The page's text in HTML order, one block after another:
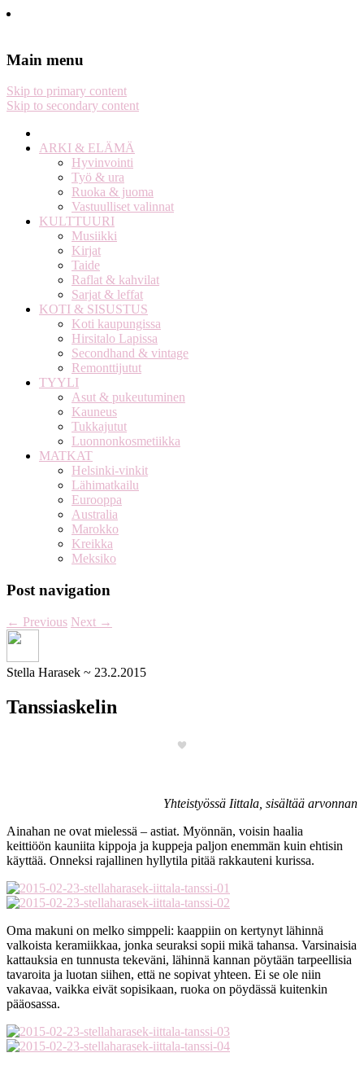
Notes on a life
Main menu
Skip to primary content
Skip to secondary content
ARKI & ELÄMÄ
Hyvinvointi
Työ & ura
Ruoka & juoma
Vastuulliset valinnat
KULTTUURI
Musiikki
Kirjat
Taide
Raflat & kahvilat
Sarjat & leffat
KOTI & SISUSTUS
Koti kaupungissa
Hirsitalo Lapissa
Secondhand & vintage
Remonttijutut
TYYLI
Asut & pukeutuminen
Kauneus
Tukkajutut
Luonnonkosmetiikka
MATKAT
Helsinki-vinkit
Lähimatkailu
Eurooppa
Australia
Marokko
Kreikka
Meksiko
Post navigation
← Previous Next →
Stella Harasek ~ 23.2.2015
Tanssiaskelin
Yhteistyössä Iittala, sisältää arvonnan
Ainahan ne ovat mielessä – astiat. Myönnän, voisin haalia
keittiöön kauniita kippoja ja kuppeja paljon enemmän kuin ehtisin
käyttää. Onneksi rajallinen hyllytila pitää rakkauteni kurissa.
Oma makuni on melko simppeli: kaappiin on kertynyt lähinnä
valkoista keramiikkaa, jonka seuraksi sopii mikä tahansa. Varsinaisia
kattauksia en tunnusta tekeväni, lähinnä kannan pöytään tarpeellisia
tavaroita ja luotan siihen, että ne sopivat yhteen. Ei se ole niin
vakavaa, vaikka eivät sopisikaan, ruoka on pöydässä kuitenkin
pääosassa.